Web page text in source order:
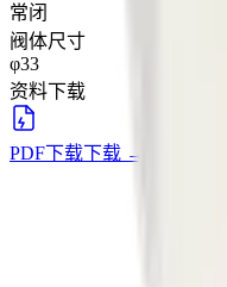
常闭
阀体尺寸
φ33
资料下载
PDF下载下载 →